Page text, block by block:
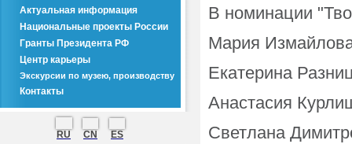
Актуальная информация
Национальные проекты России
Гранты Президента РФ
Центр карьеры
Экскурсии по музею, производству
Контакты
RU CN ES
В номинации
Мария
Екатерина
Анастасия
Светлана